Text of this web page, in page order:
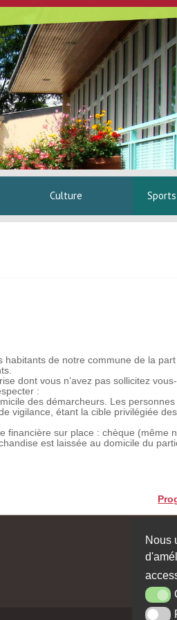
Nous
Culture
de notre commune de la
dont vous n’avez pas sollicitez
:
des démarcheurs. Les
vigilance, étant la cible privilégiée
financière sur place : chèque (même
est laissée au domicile du